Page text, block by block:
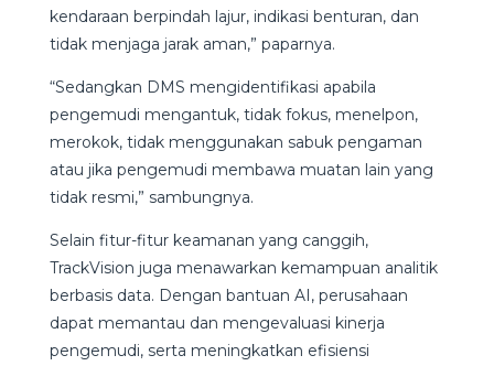
kendaraan berpindah lajur, indikasi benturan, dan
tidak menjaga jarak aman,” paparnya.
“Sedangkan DMS mengidentifikasi apabila
pengemudi mengantuk, tidak fokus, menelpon,
merokok, tidak menggunakan sabuk pengaman
atau jika pengemudi membawa muatan lain yang
tidak resmi,” sambungnya.
Selain fitur-fitur keamanan yang canggih,
TrackVision juga menawarkan kemampuan analitik
berbasis data. Dengan bantuan AI, perusahaan
dapat memantau dan mengevaluasi kinerja
pengemudi, serta meningkatkan efisiensi